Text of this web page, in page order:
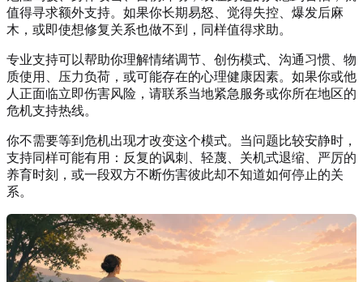
值得寻求额外支持。如果你长期易怒、觉得失控、爆发后麻
木，或即使想修复关系也做不到，同样值得求助。
专业支持可以帮助你理解情绪调节、创伤模式、沟通习惯、物
质使用、压力负荷，或可能存在的心理健康因素。如果你或他
人正面临立即伤害风险，请联系当地紧急服务或你所在地区的
危机支持热线。
你不需要等到危机出现才改变这个模式。当问题比较安静时，
支持同样可能有用：反复的讽刺、轻蔑、关机式退缩、严厉的
养育时刻，或一段双方不断伤害彼此却不知道如何停止的关
系。